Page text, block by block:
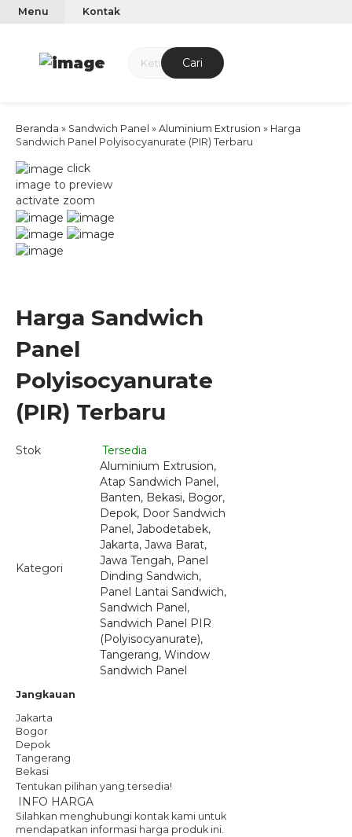
Menu Kontak
Cari
Beranda » Sandwich Panel » Aluminium Extrusion » Harga
Sandwich Panel Polyisocyanurate (PIR) Terbaru
click
image to preview
activate zoom
Harga Sandwich
Panel
Polyisocyanurate
(PIR) Terbaru
Stok Tersedia
Kategori
Aluminium Extrusion,
Atap Sandwich Panel,
Banten, Bekasi, Bogor,
Depok, Door Sandwich
Panel, Jabodetabek,
Jakarta, Jawa Barat,
Jawa Tengah, Panel
Dinding Sandwich,
Panel Lantai Sandwich,
Sandwich Panel,
Sandwich Panel PIR
(Polyisocyanurate),
Tangerang, Window
Sandwich Panel
Jangkauan
Jakarta
Bogor
Depok
Tangerang
Bekasi
Tentukan pilihan yang tersedia!
INFO HARGA
Silahkan menghubungi kontak kami untuk
mendapatkan informasi harga produk ini.